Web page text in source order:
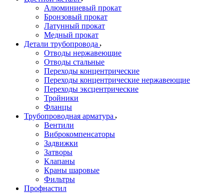
Алюминиевый прокат
Бронзовый прокат
Латунный прокат
Медный прокат
Детали трубопровода
Отводы нержавеющие
Отводы стальные
Переходы концентрические
Переходы концентрические нержавеющие
Переходы эксцентрические
Тройники
Фланцы
Трубопроводная арматура
Вентили
Виброкомпенсаторы
Задвижки
Затворы
Клапаны
Краны шаровые
Фильтры
Профнастил